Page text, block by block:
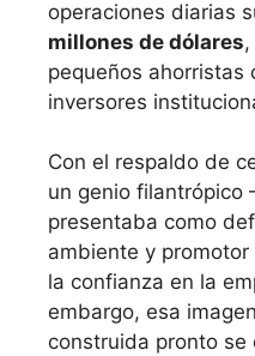
operaciones diarias
millones de dólares
pequeños ahorristas
inversores
Con el respaldo de
un genio
presentaba como
ambiente y
la confianza en la
embargo, esa
construida pronto